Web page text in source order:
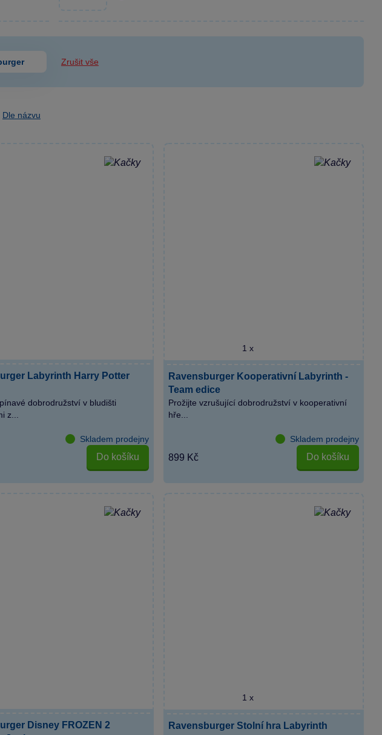
Zrušit vše
Dle názvu
Labyrinth Harry Potter
dobrodružství v bludišti
z...
Skladem prodejny
Do košíku
1 x
Ravensburger Kooperativní Labyrinth -
Team edice
Prožijte vzrušující dobrodružství v kooperativní
hře...
Skladem prodejny
899 Kč Do košíku
Disney FROZEN 2
1 x
Ravensburger Stolní hra Labyrinth